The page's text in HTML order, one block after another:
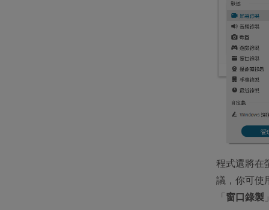
程式還將在
議，你可使
「窗口錄製